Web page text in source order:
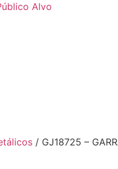
Alvo
/ GJ18725 –